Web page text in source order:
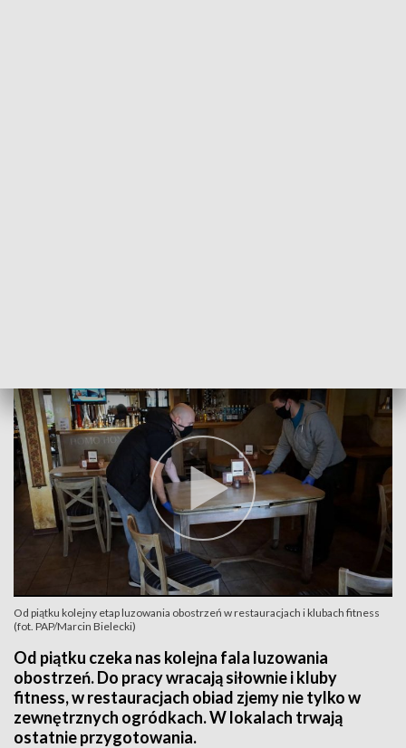
Od piątku kolejny etap luzowania obostrzeń w restauracjach i klubach fitness
(fot. PAP/Marcin Bielecki)
Od piątku czeka nas kolejna fala luzowania
obostrzeń. Do pracy wracają siłownie i kluby
fitness, w restauracjach obiad zjemy nie tylko w
zewnętrznych ogródkach. W lokalach trwają
ostatnie przygotowania.